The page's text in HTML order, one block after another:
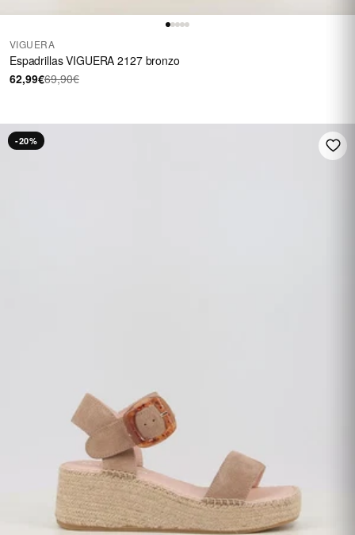
VIGUERA
Espadrillas VIGUERA 2127 bronzo
62,99€69,90€
-20%